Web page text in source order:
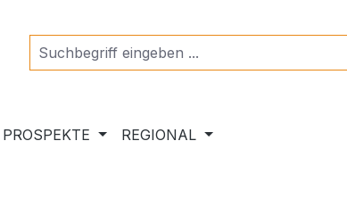
PROSPEKTE REGIONAL